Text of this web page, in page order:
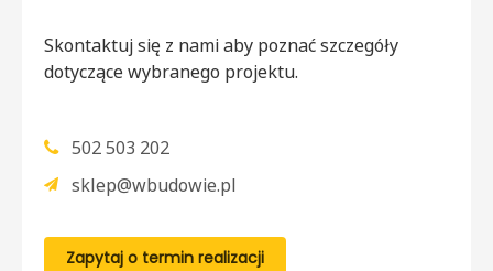
Skontaktuj się z nami aby poznać szczegóły
dotyczące wybranego projektu.
502 503 202
sklep@wbudowie.pl
Zapytaj o termin realizacji